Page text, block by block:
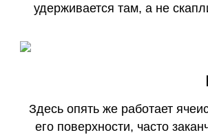
удерживается там, а не
Здесь опять же работает
его поверхности, часто